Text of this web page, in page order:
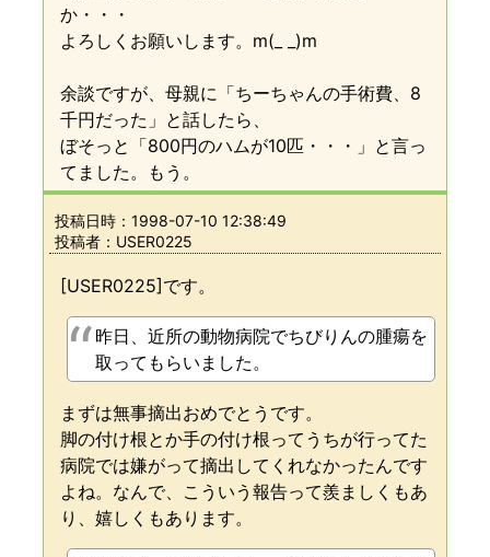
か・・・
よろしくお願いします。m(_ _)m
余談ですが、母親に「ちーちゃんの手術費、8
千円だった」と話したら、
ぼそっと「800円のハムが10匹・・・」と言っ
てました。もう。
投稿日時： 1998-07-10 12:38:49
投稿者：USER0225
[USER0225]です。
昨日、近所の動物病院でちびりんの腫瘍を
取ってもらいました。
まずは無事摘出おめでとうです。
脚の付け根とか手の付け根ってうちが行ってた
病院では嫌がって摘出してくれなかったんです
よね。なんで、こういう報告って羨ましくもあ
り、嬉しくもあります。